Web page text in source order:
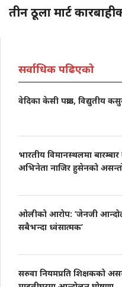
तीन ठूला मार्ट
सर्वाधिक पढिएको
वेदिका केसी पक्राउ, विद्युतीय
भारतीय विमानस्थलमा
अभिनेता नाजिर हुसेनको
ओलीको आरोप: ‘जेनजी
सबैभन्दा ध्वंसात्मक’
सरुवा नियमप्रति शिक्षकको